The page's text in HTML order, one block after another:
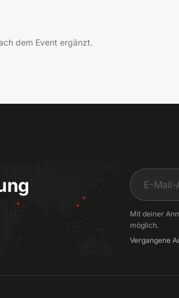
dem Event ergänzt.
Input
Mit deiner
möglich.
Vergangene